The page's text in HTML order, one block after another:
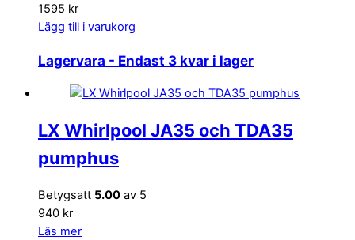
1595 kr
Lägg till i varukorg
Lagervara - Endast 3 kvar i lager
LX Whirlpool JA35 och TDA35
pumphus
Betygsatt 5.00 av 5
940 kr
Läs mer